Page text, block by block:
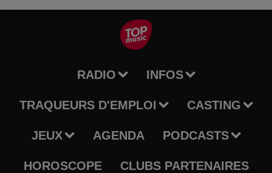
RADIO INFOS
TRAQUEURS D'EMPLOI CASTING
JEUX AGENDA PODCASTS
HOROSCOPE CLUBS PARTENAIRES